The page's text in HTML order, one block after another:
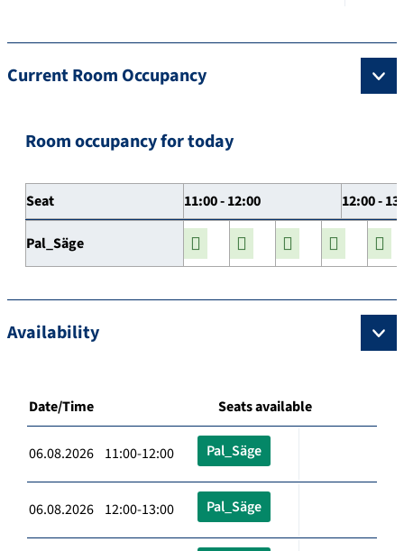
Current Room Occupancy
Room occupancy for today
Seat 11:00 - 12:00 12:00 -
Pal_Säge
Availability
Date/Time Seats available
06.08.2026 11:00-12:00 Pal_Säge
06.08.2026 12:00-13:00 Pal_Säge